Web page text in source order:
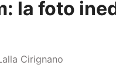
la foto
Cirignano